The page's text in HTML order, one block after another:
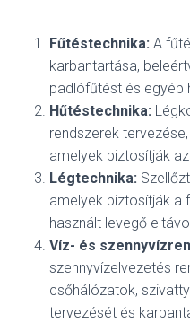
Fűtéstechnika: A
karbantartása,
padlófűtést és egyéb
Hűtéstechnika:
rendszerek
amelyek biztosítják
Légtechnika:
amelyek biztosítják a
használt levegő
Víz- és
szennyvízelvezetés
csőhálózatok,
tervezését és